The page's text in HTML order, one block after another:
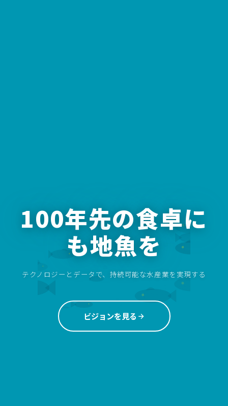
100年先の食卓に
も地魚を
テクノロジーとデータで、持続可能な水産業を実現する
ビジョンを見る